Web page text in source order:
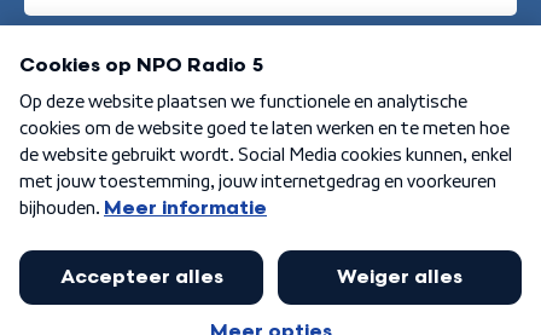
Aanmelden
Algemene voorwaarden Privacybeleid